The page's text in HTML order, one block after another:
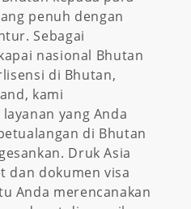
penuh dengan
Sebagai
nasional Bhutan
di Bhutan,
kami
yang Anda
di Bhutan
Druk Asia
dan dokumen visa
Anda merencanakan